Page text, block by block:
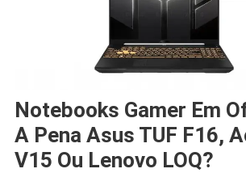
Notebooks Gamer Em
A Pena Asus TUF F16,
V15 Ou Lenovo LOQ?